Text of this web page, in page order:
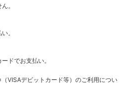
。
。
ドでお支払い。
VISAデビットカード等） のご利用につい